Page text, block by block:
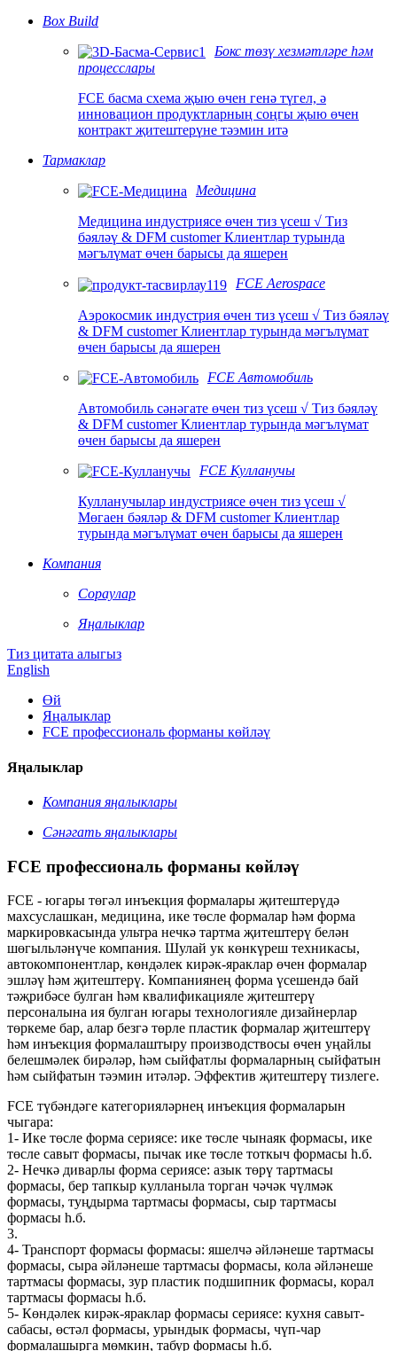
Box Build
Бокс төзү хезмәтләре һәм
процесслары
FCE басма схема җыю өчен генә түгел, ә
инновацион продуктларның соңгы җыю өчен
контракт җитештерүне тәэмин итә
Тармаклар
Медицина
Медицина индустриясе өчен тиз үсеш √ Тиз
бәяләү & DFM customer Клиентлар турында
мәгълүмат өчен барысы да яшерен
FCE Aerospace
Аэрокосмик индустрия өчен тиз үсеш √ Тиз бәяләү
& DFM customer Клиентлар турында мәгълүмат
өчен барысы да яшерен
FCE Автомобиль
Автомобиль сәнәгате өчен тиз үсеш √ Тиз бәяләү
& DFM customer Клиентлар турында мәгълүмат
өчен барысы да яшерен
FCE Кулланучы
Кулланучылар индустриясе өчен тиз үсеш √
Мөгаен бәяләр & DFM customer Клиентлар
турында мәгълүмат өчен барысы да яшерен
Компания
Сораулар
Яңалыклар
Тиз цитата алыгыз
English
Өй
Яңалыклар
FCE профессиональ форманы көйләү
Яңалыклар
Компания яңалыклары
Сәнәгать яңалыклары
FCE профессиональ форманы көйләү
FCE - югары төгәл инъекция формалары җитештерүдә
махсуслашкан, медицина, ике төсле формалар һәм форма
маркировкасында ультра нечкә тартма җитештерү белән
шөгыльләнүче компания. Шулай ук ​​көнкүреш техникасы,
автокомпонентлар, көндәлек кирәк-яраклар өчен формалар
эшләү һәм җитештерү. Компаниянең форма үсешендә бай
тәҗрибәсе булган һәм квалификацияле җитештерү
персоналына ия булган югары технологияле дизайнерлар
төркеме бар, алар безгә төрле пластик формалар җитештерү
һәм инъекция формалаштыру производствосы өчен уңайлы
белешмәлек бирәләр, һәм сыйфатлы формаларның сыйфатын
һәм сыйфатын тәэмин итәләр. Эффектив җитештерү тизлеге.
FCE түбәндәге категорияләрнең инъекция формаларын
чыгара:
1- Ике төсле форма сериясе: ике төсле чынаяк формасы, ике
төсле савыт формасы, пычак ике төсле тоткыч формасы һ.б.
2- Нечкә диварлы форма сериясе: азык төрү тартмасы
формасы, бер тапкыр кулланыла торган чәчәк чүлмәк
формасы, туңдырма тартмасы формасы, сыр тартмасы
формасы һ.б.
3.
4- Транспорт формасы формасы: яшелчә әйләнеше тартмасы
формасы, сыра әйләнеше тартмасы формасы, кола әйләнеше
тартмасы формасы, зур пластик подшипник формасы, корал
тартмасы формасы һ.б.
5- Көндәлек кирәк-яраклар формасы сериясе: кухня савыт-
сабасы, өстәл формасы, урындык формасы, чүп-чар
формалашырга мөмкин, табур формасы һ.б.